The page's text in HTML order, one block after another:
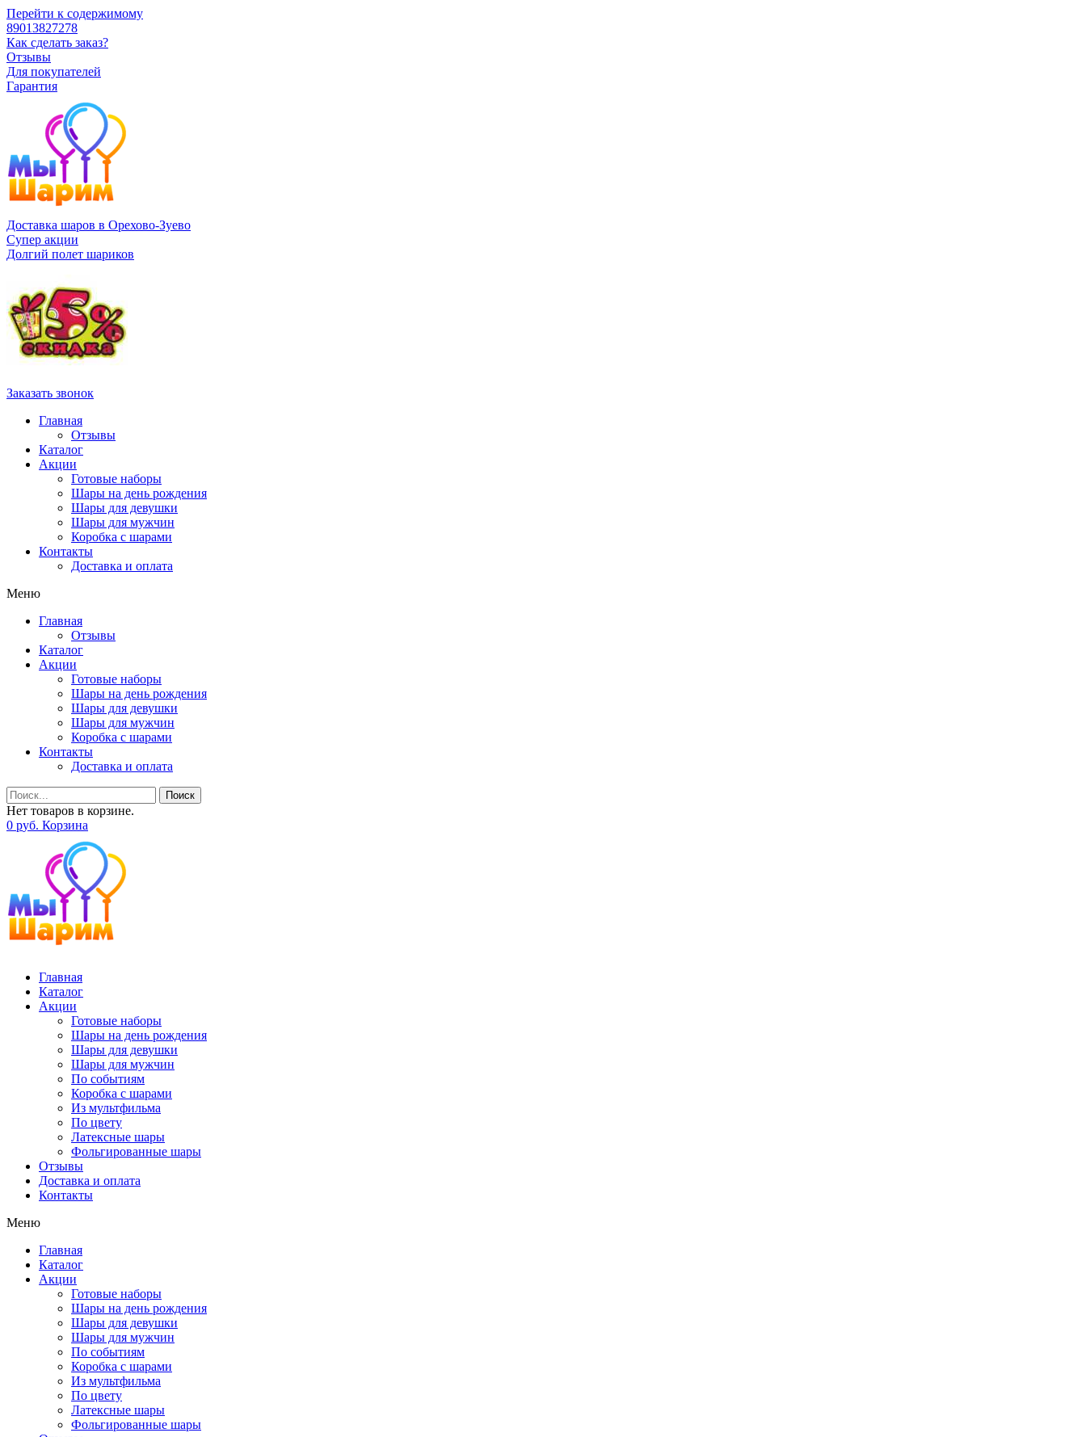
Перейти к содержимому
89013827278
Как сделать заказ?
Отзывы
Для покупателей
Гарантия
Доставка шаров в Орехово-Зуево
Супер акции
Долгий полет шариков
Заказать звонок
Главная
Отзывы
Каталог
Акции
Готовые наборы
Шары на день рождения
Шары для девушки
Шары для мужчин
Коробка с шарами
Контакты
Доставка и оплата
Меню
Главная
Отзывы
Каталог
Акции
Готовые наборы
Шары на день рождения
Шары для девушки
Шары для мужчин
Коробка с шарами
Контакты
Доставка и оплата
Поиск
Нет товаров в корзине.
0 руб. Корзина
Главная
Каталог
Акции
Готовые наборы
Шары на день рождения
Шары для девушки
Шары для мужчин
По событиям
Коробка с шарами
Из мультфильма
По цвету
Латексные шары
Фольгированные шары
Отзывы
Доставка и оплата
Контакты
Меню
Главная
Каталог
Акции
Готовые наборы
Шары на день рождения
Шары для девушки
Шары для мужчин
По событиям
Коробка с шарами
Из мультфильма
По цвету
Латексные шары
Фольгированные шары